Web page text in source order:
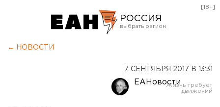
РОССИЯ
Оренбург
[18+]
← НОВОСТИ
7 СЕНТЯБРЯ 2017 В 13:31
ЕАНовости